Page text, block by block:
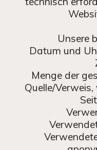
Unsere
Datum und
Menge der
Quelle/